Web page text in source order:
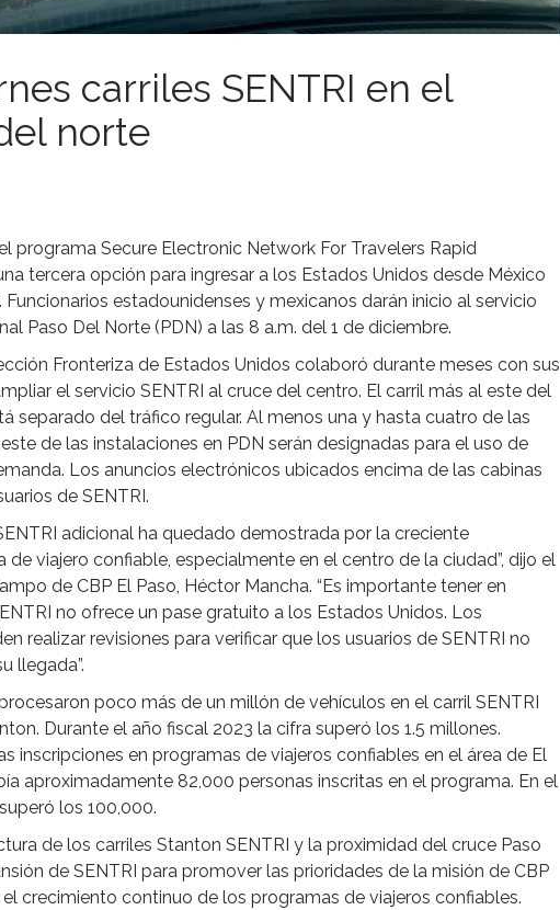
carriles SENTRI en el
norte
programa Secure Electronic Network For Travelers Rapid
tercera opción para ingresar a los Estados Unidos desde México
Funcionarios estadounidenses y mexicanos darán inicio al servicio
Paso Del Norte (PDN) a las 8 a.m. del 1 de diciembre.
Fronteriza de Estados Unidos colaboró durante meses con sus
el servicio SENTRI al cruce del centro. El carril más al este del
separado del tráfico regular. Al menos una y hasta cuatro de las
de las instalaciones en PDN serán designadas para el uso de
Los anuncios electrónicos ubicados encima de las cabinas
de SENTRI.
adicional ha quedado demostrada por la creciente
viajero confiable, especialmente en el centro de la ciudad”, dijo el
de CBP El Paso, Héctor Mancha. “Es importante tener en
no ofrece un pase gratuito a los Estados Unidos. Los
realizar revisiones para verificar que los usuarios de SENTRI no
llegada”.
poco más de un millón de vehículos en el carril SENTRI
Durante el año fiscal 2023 la cifra superó los 1.5 millones.
inscripciones en programas de viajeros confiables en el área de El
aproximadamente 82,000 personas inscritas en el programa. En el
los 100,000.
de los carriles Stanton SENTRI y la proximidad del cruce Paso
de SENTRI para promover las prioridades de la misión de CBP
crecimiento continuo de los programas de viajeros confiables.